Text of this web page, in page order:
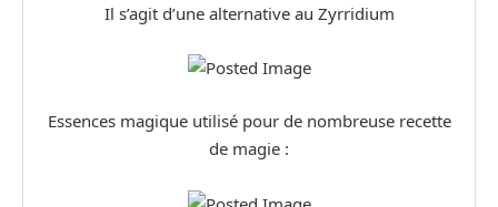
Il s’agit d’une alternative au Zyrridium
Essences magique utilisé pour de nombreuse recette
de magie :